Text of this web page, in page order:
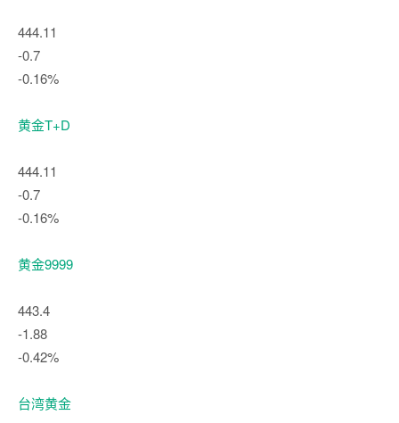
444.11
-0.7
-0.16%
黄金T+D
444.11
-0.7
-0.16%
黄金9999
443.4
-1.88
-0.42%
台湾黄金